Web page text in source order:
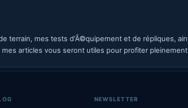
terrain, mes tests d'Ã©quipement et de répliques,
articles vous seront utiles pour profiter
NEWSLETTER